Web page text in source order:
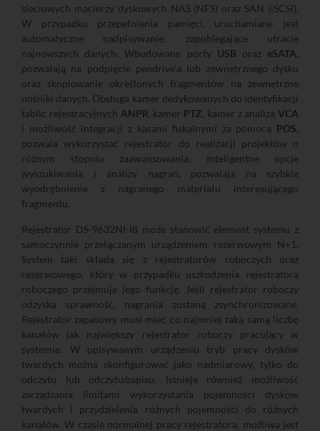
sieciowych macierzy dyskowych NAS (NFS) oraz SAN (iSCSI).
W przypadku przepełnienia pamięci, uruchamiane jest
automatyczne nadpisywanie, zapobiegające utracie
najnowszych danych. Wbudowane porty USB oraz eSATA,
pozwalają na podpięcie pendrive'a lub zewnętrznego dysku
oraz skopiowanie określonych fragmentów na zewnętrzne
nośniki danych. Obsługa kamer dedykowanych do identyfikacji
tablic rejestracyjnych ANPR, kamer PTZ, kamer z analizą VCA
i możliwość integracji z kasami fiskalnymi za pomocą POS,
pozwala wykorzystać rejestrator do realizacji projektów o
różnym stopniu zaawansowania. Inteligentne opcje
wyszukiwania i analizy nagrań, pozwalają na szybkie
wyodrębnienie z nagranego materiału interesującego
fragmentu.
Rejestrator DS-9632NI-I8 może stanowić element systemu z
samoczynnie przełączanym urządzeniem rezerwowym N+1.
System taki składa się z rejestratorów roboczych oraz
rezerwowego, który w przypadku uszkodzenia rejestratora
roboczego przejmuje jego funkcję. Jeśli rejestrator roboczy
odzyska sprawność, nagrania zostaną zsynchronizowane.
Rejestrator zapasowy musi mieć co najmniej taką samą liczbę
kanałów jak największy rejestrator roboczy pracujący w
systemie. W opisywanym urządzeniu tryb pracy dysków
twardych można skonfigurować jako nadmiarowy, tylko do
odczytu lub odczytu/zapisu. Istnieje również możliwość
zarządzania limitami wykorzystania pojemności dysków
twardych i przydzielenia różnych pojemności do różnych
kanałów. W czasie normalnej pracy rejestratora, możliwa jest